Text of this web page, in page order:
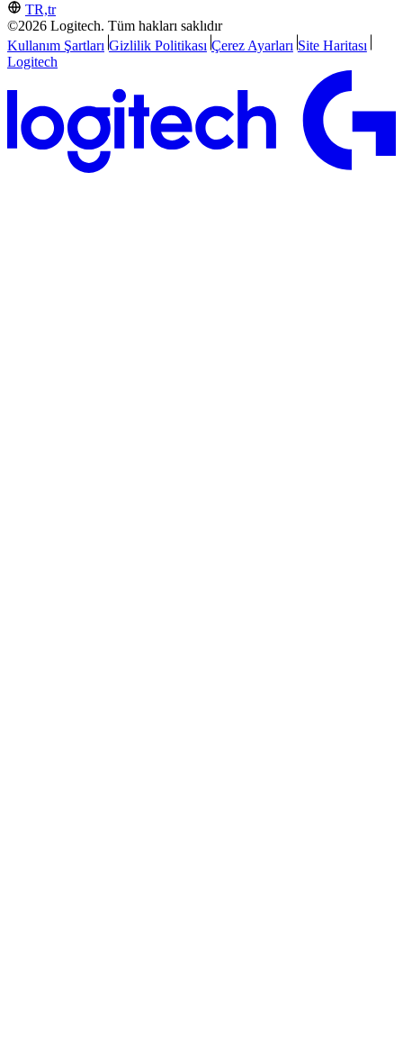
TR,tr
©2026 Logitech. Tüm hakları saklıdır
Kullanım Şartları Gizlilik Politikası Çerez Ayarları Site Haritası
Logitech